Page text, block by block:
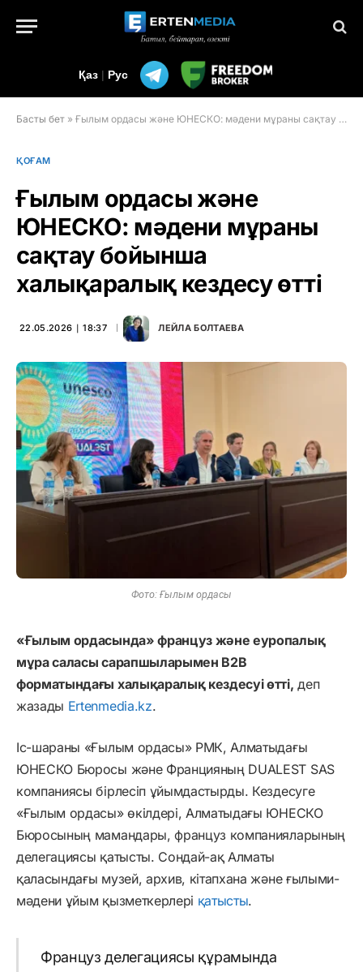
Қаз | Рус
Басты бет » Ғылым ордасы және ЮНЕСКО: мәдени мұраны сақтау бойынша халықаралық кездесу өтті
ҚОҒАМ
Ғылым ордасы және
ЮНЕСКО: мәдени мұраны
сақтау бойынша
халықаралық кездесу өтті
22.05.2026 ∣ 18:37 ЛЕЙЛА БОЛТАЕВА
Фото: Ғылым ордасы
«Ғылым ордасында» француз және еуропалық
мұра саласы сарапшыларымен B2B
форматындағы халықаралық кездесуі өтті, деп
жазады Ertenmedia.kz.
Іс-шараны «Ғылым ордасы» РМК, Алматыдағы
ЮНЕСКО Бюросы және Францияның DUALEST SAS
компаниясы бірлесіп ұйымдастырды. Кездесуге
«Ғылым ордасы» өкілдері, Алматыдағы ЮНЕСКО
Бюросының мамандары, француз компанияларының
делегациясы қатысты. Сондай-ақ Алматы
қаласындағы музей, архив, кітапхана және ғылыми-
мәдени ұйым қызметкерлері қатысты.
Француз делегациясы құрамында